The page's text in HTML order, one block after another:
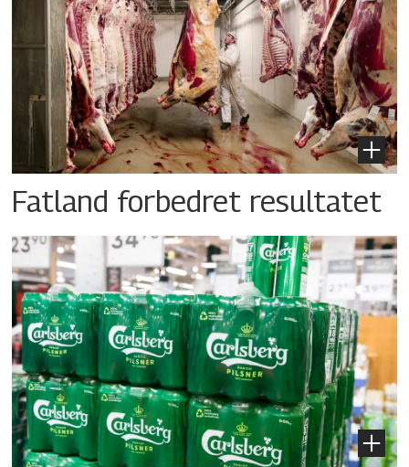
Fatland forbedret resultatet